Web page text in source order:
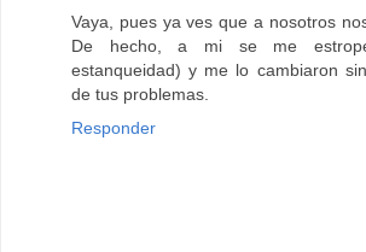
Vaya, pues ya ves que a nosotros
De hecho, a mi se me
estanqueidad) y me lo cambiaron
de tus problemas.
Responder